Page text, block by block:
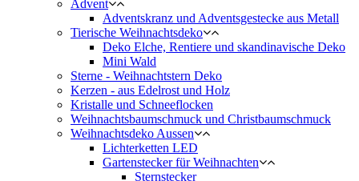
Advent
Adventskranz und Adventsgestecke aus Metall
Tierische Weihnachtsdeko
Deko Elche, Rentiere und skandinavische Deko
Mini Wald
Sterne - Weihnachtstern Deko
Kerzen - aus Edelrost und Holz
Kristalle und Schneeflocken
Weihnachtsbaumschmuck und Christbaumschmuck
Weihnachtsdeko Aussen
Lichterketten LED
Gartenstecker für Weihnachten
Sternstecker